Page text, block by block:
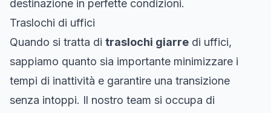
destinazione in perfette condizioni.
Traslochi di uffici
Quando si tratta di traslochi giarre di uffici,
sappiamo quanto sia importante minimizzare i
tempi di inattività e garantire una transizione
senza intoppi. Il nostro team si occupa di